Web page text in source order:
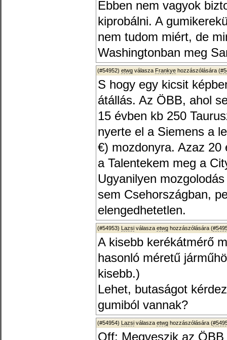
Ebben nem vagyok
kiprobálni. A
nem tudom miért, de
Washingtonban meg
(#54952) etwg válasza Frankye hozzászólására (
S hogy egy kicsit
átállás. Az ÖBB, ahol
15 évben kb 250
nyerte el a Siemens a
€) mozdonyra. Azaz
a Talentekem meg a
Ugyanilyen
sem Csehországban,
elengedhetetlen.
(#54953) Lazsi válasza etwg hozzászólására (
A kisebb kerékátmérő
hasonló méretű
kisebb.)
Lehet, butaságot
gumiból vannak?
(#54954) Lazsi válasza etwg hozzászólására (
Off: Megveszik az